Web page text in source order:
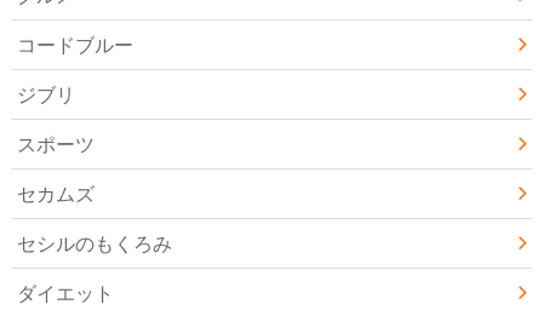
コードブルー
ジブリ
スポーツ
セカムズ
セシルのもくろみ
ダイエット